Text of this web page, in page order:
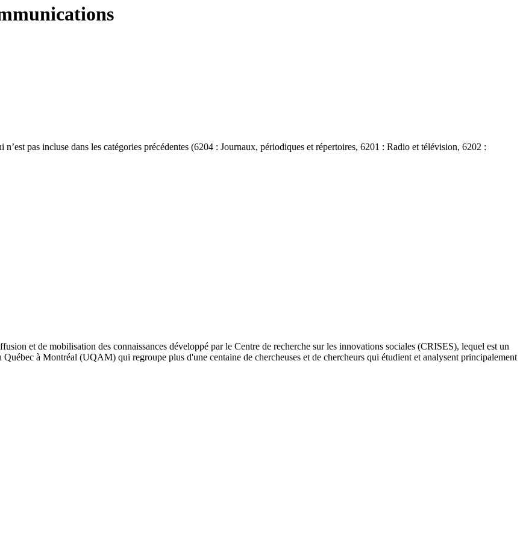
pas incluse dans les catégories précédentes (6204 : Journaux, périodiques et répertoires, 6201 : Radio et télévision, 6202 :
et de mobilisation des connaissances développé par le Centre de recherche sur les innovations sociales (CRISES), lequel est un
à Montréal (UQAM) qui regroupe plus d'une centaine de chercheuses et de chercheurs qui étudient et analysent principalement